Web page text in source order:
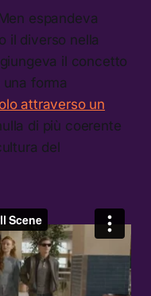
espandeva
il diverso nella
il concetto
una forma
attraverso un
di più coerente
del